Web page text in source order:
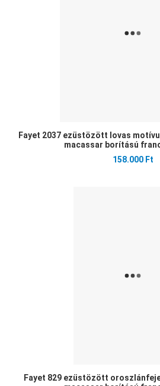
Fayet 2037 ezüstözött lovas
macassar borítású
158.000 Ft
Fayet 829 ezüstözött